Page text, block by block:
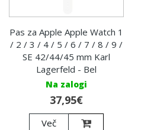
Pas za Apple Apple Watch 1
/ 2 / 3 / 4 / 5 / 6 / 7 / 8 / 9 /
SE 42/44/45 mm Karl
Lagerfeld - Bel
Na zalogi
37,95€
Več